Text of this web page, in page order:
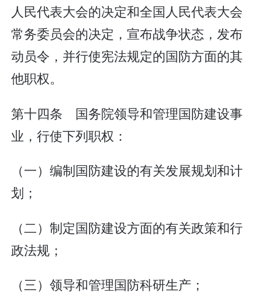
人民代表大会的决定和全国人民代表大会
常务委员会的决定，宣布战争状态，发布
动员令，并行使宪法规定的国防方面的其
他职权。
第十四条 国务院领导和管理国防建设事
业，行使下列职权：
（一）编制国防建设的有关发展规划和计
划；
（二）制定国防建设方面的有关政策和行
政法规；
（三）领导和管理国防科研生产；